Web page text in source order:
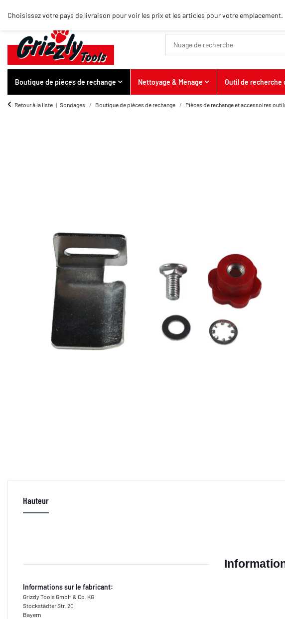
Choisissez votre pays de livraison pour voir les prix et les articles pour votre emplacement.
Boutique de pièces de rechange Nettoyage & Ménage Outil de recherche
Retour à la liste Sondages Boutique de pièces de rechange Pièces de rechange et accessoires
Hauteur
Informations sur le fabricant:
Grizzly Tools GmbH & Co. KG
Stockstädter Str. 20
Bayern